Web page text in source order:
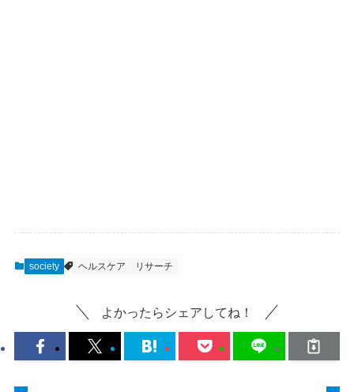
society ヘルスケア リサーチ
よかったらシェアしてね！